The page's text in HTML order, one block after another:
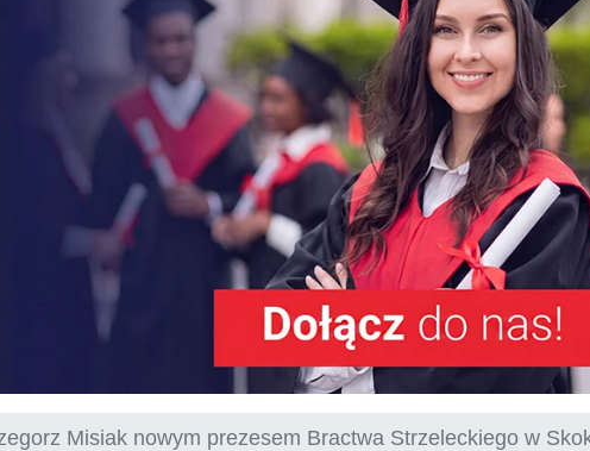
Misiak nowym prezesem Bractwa Strzeleckiego w